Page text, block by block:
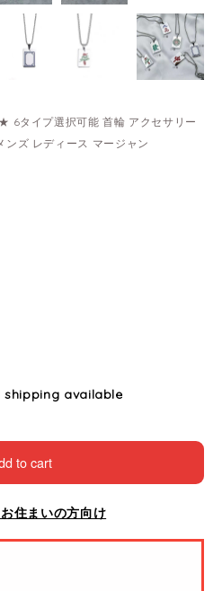
6タイプ選択可能 首輪 アクセサリー
ズ レディース マージャン
shipping available
to cart
住まいの方向け